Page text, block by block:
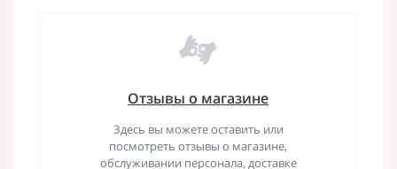
Отзывы о магазине
Здесь вы можете оставить или
посмотреть отзывы о магазине,
обслуживании персонала, доставке